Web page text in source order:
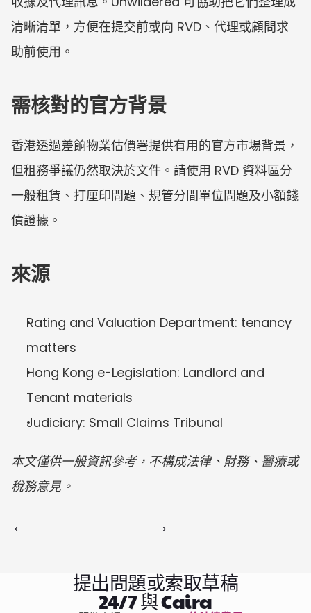
清晰清單，方便在提交前或向 RVD、代理或顧問求
助前使用。
需核對的官方背景
香港透過差餉物業估價署提供有用的官方市場背景，
但租務爭議仍然取決於文件。請使用 RVD 資料區分
一般租賃、打厘印問題、規管分間單位問題及小額錢
債證據。
來源
Rating and Valuation Department: tenancy
matters
Hong Kong e-Legislation: Landlord and
Tenant materials
Judiciary: Small Claims Tribunal
本文僅供一般資訊參考，不構成法律、財務、醫療或
稅務意見。
‹ ›
提出問題或索取草稿
24/7 與 Caira